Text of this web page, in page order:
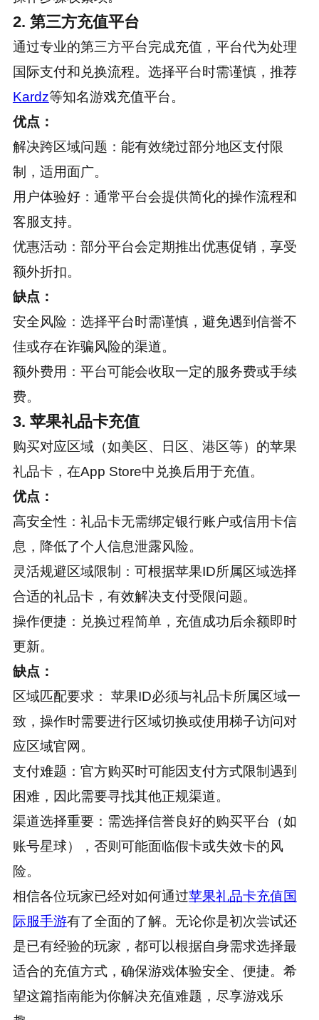
2. 第三方充值平台
通过专业的第三方平台完成充值，平台代为处理
国际支付和兑换流程。选择平台时需谨慎，推荐
Kardz等知名游戏充值平台。
优点：
解决跨区域问题：能有效绕过部分地区支付限
制，适用面广。
用户体验好：通常平台会提供简化的操作流程和
客服支持。
优惠活动：部分平台会定期推出优惠促销，享受
额外折扣。
缺点：
安全风险：选择平台时需谨慎，避免遇到信誉不
佳或存在诈骗风险的渠道。
额外费用：平台可能会收取一定的服务费或手续
费。
3. 苹果礼品卡充值
购买对应区域（如美区、日区、港区等）的苹果
礼品卡，在App Store中兑换后用于充值。
优点：
高安全性：礼品卡无需绑定银行账户或信用卡信
息，降低了个人信息泄露风险。
灵活规避区域限制：可根据苹果ID所属区域选择
合适的礼品卡，有效解决支付受限问题。
操作便捷：兑换过程简单，充值成功后余额即时
更新。
缺点：
区域匹配要求： 苹果ID必须与礼品卡所属区域一
致，操作时需要进行区域切换或使用梯子访问对
应区域官网。
支付难题：官方购买时可能因支付方式限制遇到
困难，因此需要寻找其他正规渠道。
渠道选择重要：需选择信誉良好的购买平台（如
账号星球），否则可能面临假卡或失效卡的风
险。
相信各位玩家已经对如何通过苹果礼品卡充值国
际服手游有了全面的了解。无论你是初次尝试还
是已有经验的玩家，都可以根据自身需求选择最
适合的充值方式，确保游戏体验安全、便捷。希
望这篇指南能为你解决充值难题，尽享游戏乐